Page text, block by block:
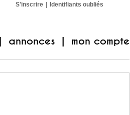
S'inscrire Identifiants oubliés
annonces mon compte